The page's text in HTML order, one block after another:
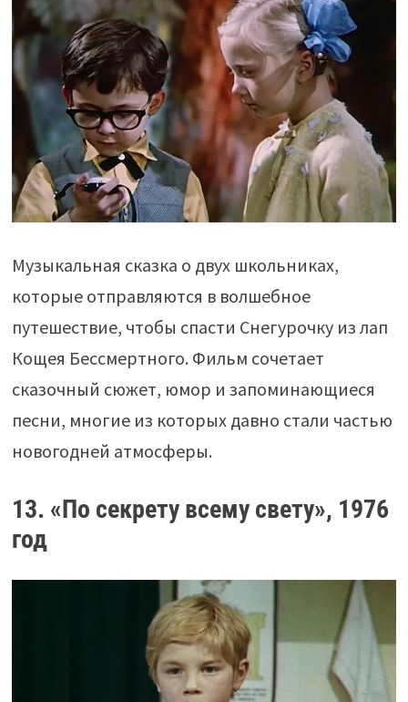
Музыкальная сказка о двух школьниках,
которые отправляются в волшебное
путешествие, чтобы спасти Снегурочку из лап
Кощея Бессмертного. Фильм сочетает
сказочный сюжет, юмор и запоминающиеся
песни, многие из которых давно стали частью
новогодней атмосферы.
13. «По секрету всему свету», 1976
год